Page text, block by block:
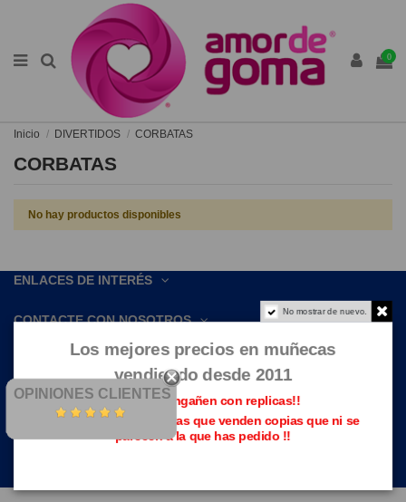
0
Inicio DIVERTIDOS CORBATAS
CORBATAS
No hay productos disponibles
ENLACES DE INTERÉS
CONTACTE CON NOSOTROS
OPINIONES CLIENTES
No mostrar de nuevo.
Los mejores precios en muñecas
vendiendo desde 2011
Que no te engañen con replicas!!
Evita las páginas piratas que venden copias que ni se
parecen a la que has pedido !!